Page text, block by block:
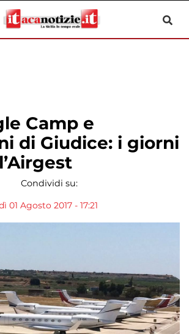
Camp e
di Giudice: i giorni
Condividi su:
01 Agosto 2017 - 17:21